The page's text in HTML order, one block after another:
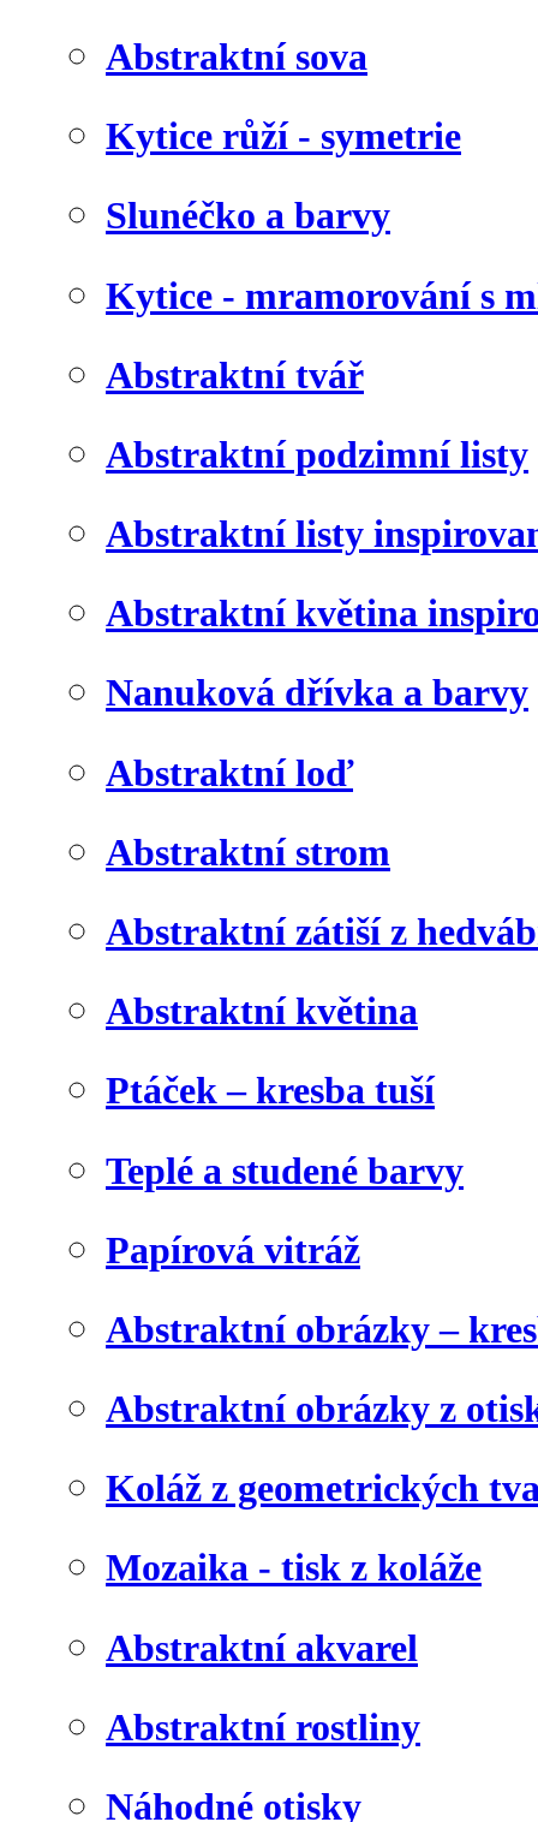
Abstraktní sova
Kytice růží - symetrie
Slunéčko a barvy
Kytice - mramorování s
Abstraktní tvář
Abstraktní podzimní listy
Abstraktní listy
Abstraktní květina
Nanuková dřívka a barvy
Abstraktní loď
Abstraktní strom
Abstraktní zátiší z
Abstraktní květina
Ptáček – kresba tuší
Teplé a studené barvy
Papírová vitráž
Abstraktní obrázky –
Abstraktní obrázky z
Koláž z geometrických
Mozaika - tisk z koláže
Abstraktní akvarel
Abstraktní rostliny
Náhodné otisky